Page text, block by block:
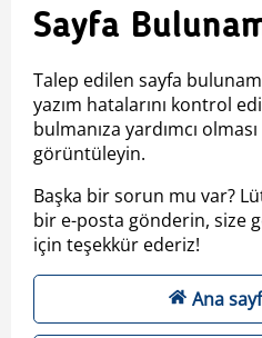
Sayfa
Talep edilen sayfa
yazım hatalarını kontrol
bulmanıza yardımcı
görüntüleyin.
Başka bir sorun mu var?
bir e-posta gönderin, size
için teşekkür ederiz!
Ana